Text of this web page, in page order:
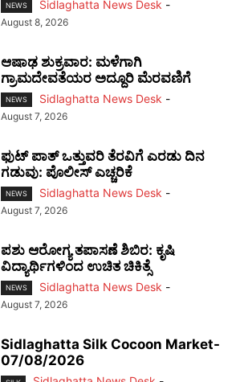
NEWS Sidlaghatta News Desk -
August 8, 2026
ಆಷಾಢ ಶುಕ್ರವಾರ: ಮಳೆಗಾಗಿ
ಗ್ರಾಮದೇವತೆಯರ ಅದ್ದೂರಿ ಮೆರವಣಿಗೆ
NEWS Sidlaghatta News Desk -
August 7, 2026
ಫುಟ್‌ ಪಾತ್ ಒತ್ತುವರಿ ತೆರವಿಗೆ ಎರಡು ದಿನ
ಗಡುವು: ಪೊಲೀಸ್ ಎಚ್ಚರಿಕೆ
NEWS Sidlaghatta News Desk -
August 7, 2026
ಪಶು ಆರೋಗ್ಯ ತಪಾಸಣೆ ಶಿಬಿರ: ಕೃಷಿ
ವಿದ್ಯಾರ್ಥಿಗಳಿಂದ ಉಚಿತ ಚಿಕಿತ್ಸೆ
NEWS Sidlaghatta News Desk -
August 7, 2026
Sidlaghatta Silk Cocoon Market-
07/08/2026